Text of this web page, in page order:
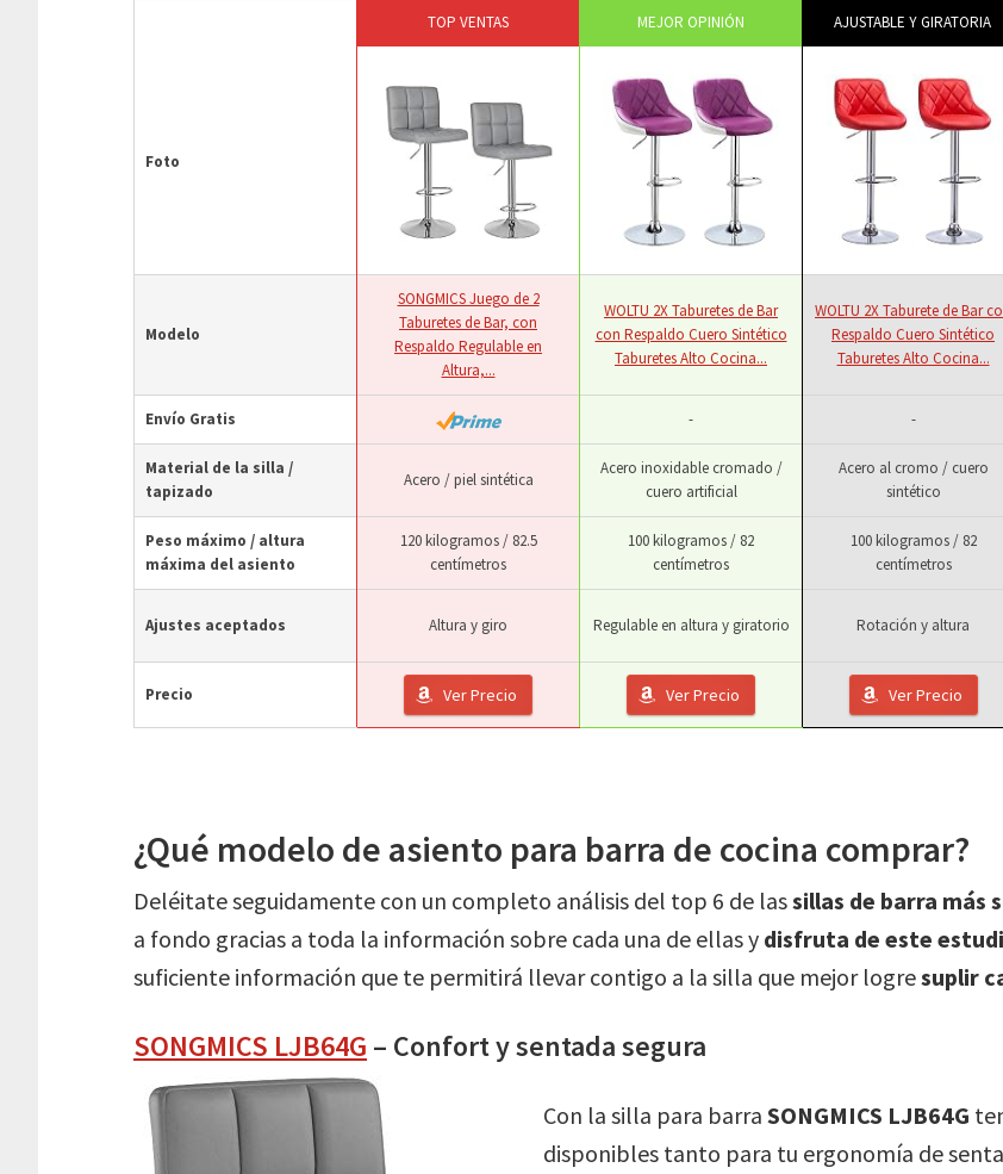
Foto
TOP VENTAS MEJOR OPINIÓN AJUSTABLE Y GIRATORIA
Modelo
SONGMICS Juego de 2
Taburetes de Bar, con
Respaldo Regulable en
Altura,...
WOLTU 2X Taburetes de Bar
con Respaldo Cuero Sintético
Taburetes Alto Cocina...
WOLTU 2X Taburete de Bar
Respaldo Cuero Sintético
Taburetes Alto Cocina...
Envío Gratis - -
Material de la silla /
tapizado
Acero / piel sintética
Acero inoxidable cromado /
cuero artificial
Acero al cromo / cuero
sintético
Peso máximo / altura
máxima del asiento
120 kilogramos / 82.5
centímetros
100 kilogramos / 82
centímetros
100 kilogramos / 82
centímetros
Ajustes aceptados Altura y giro Regulable en altura y giratorio Rotación y altura
Precio Ver Precio Ver Precio Ver Precio
¿Qué modelo de asiento para barra de cocina comprar?
Deléitate seguidamente con un completo análisis del top 6 de lassillas de barra más
a fondo gracias a toda la información sobre cada una de ellas y disfruta de este
suficiente información que te permitirá llevar contigo a la silla que mejor logresuplir
SONGMICS LJB64G – Confort y sentada segura
Con la silla para barra SONGMICS LJB64G
disponibles tanto para tu ergonomía de